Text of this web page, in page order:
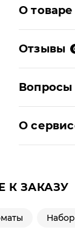
О товаре
Отзывы
Вопросы
О
К ЗАКАЗУ